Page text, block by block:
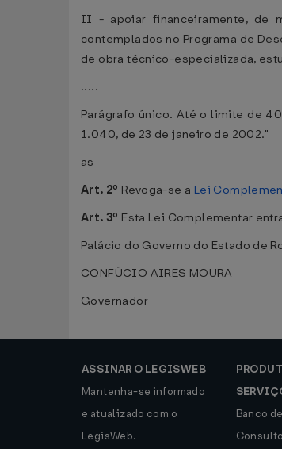
II - apoiar financeiramente, de
contemplados no Programa de
de obra técnico-especializada,
.....
Parágrafo único. Até o limite de
1.040, de 23 de janeiro de 2002."
as
Art. 2º Revoga-se a Lei
Art. 3º Esta Lei Complementar
Palácio do Governo do Estado de
CONFÚCIO AIRES MOURA
Governador
ASSINAR O LEGISWEB
Mantenha-se informado
e atualizado com o
LegisWeb.
Banco